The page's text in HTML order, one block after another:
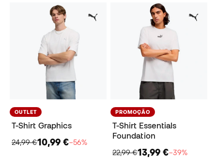
OUTLET
T-Shirt Graphics
24,99 €10,99 €−56%
PROMOÇÃO
T-Shirt Essentials
Foundation
22,99 €13,99 €−39%